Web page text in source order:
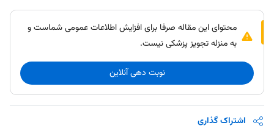
محتوای این مقاله صرفا برای افزایش اطلاعات عمومی شماست و
به منزله تجویز پزشکی نیست.
نوبت دهی آنلاین
اشتراک گذاری